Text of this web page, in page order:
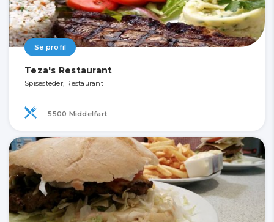
Se profil
Teza's Restaurant
Spisesteder, Restaurant
5500 Middelfart